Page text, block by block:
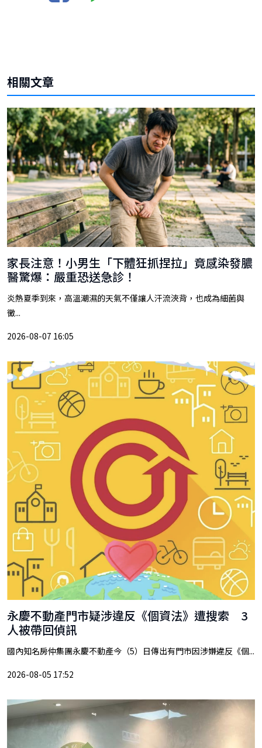
相關文章
家長注意！小男生「下體狂抓捏拉」竟感染發膿
醫驚爆：嚴重恐送急診！
炎熱夏季到來，高溫潮濕的天氣不僅讓人汗流浹背，也成為細菌與
黴...
2026-08-07 16:05
永慶不動產門市疑涉違反《個資法》遭搜索 3
人被帶回偵訊
國內知名房仲集團永慶不動產今（5）日傳出有門市因涉嫌違反《個...
2026-08-05 17:52